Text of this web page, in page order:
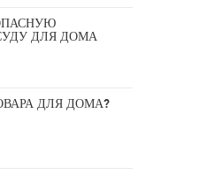
ДЛЯ ДОМА
ДЛЯ ДОМА?